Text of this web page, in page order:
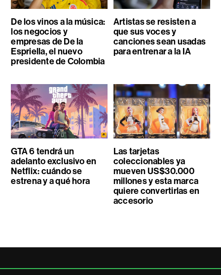
De los vinos a la música:
los negocios y
empresas de De la
Espriella, el nuevo
presidente de Colombia
Artistas se resisten a
que sus voces y
canciones sean usadas
para entrenar a la IA
GTA 6 tendrá un
adelanto exclusivo en
Netflix: cuándo se
estrena y a qué hora
Las tarjetas
coleccionables ya
mueven US$30.000
millones y esta marca
quiere convertirlas en
accesorio